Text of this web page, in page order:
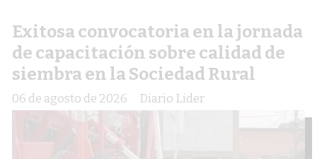
Exitosa convocatoria en la jornada
de capacitación sobre calidad de
siembra en la Sociedad Rural
Diario Lider
06 de agosto de 2026